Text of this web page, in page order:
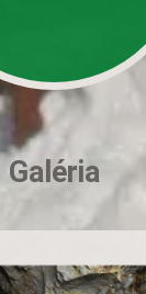
Galéria